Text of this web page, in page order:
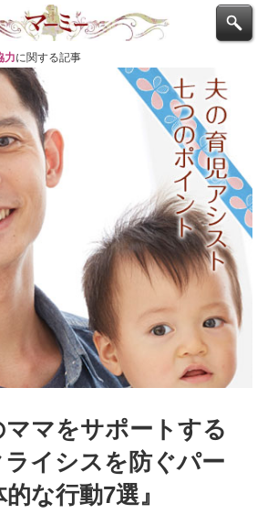
力に関する記事
ママをサポートする
イシスを防ぐパー
な行動7選』